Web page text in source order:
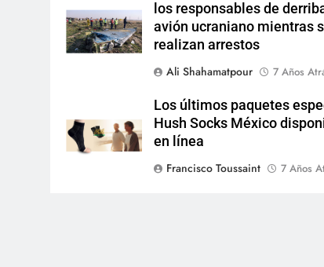
los responsables de
avión ucraniano mientras
realizan arrestos
Ali Shahamatpour
7 Años
Los últimos paquetes
Hush Socks México
en línea
Francisco Toussaint
7 Años